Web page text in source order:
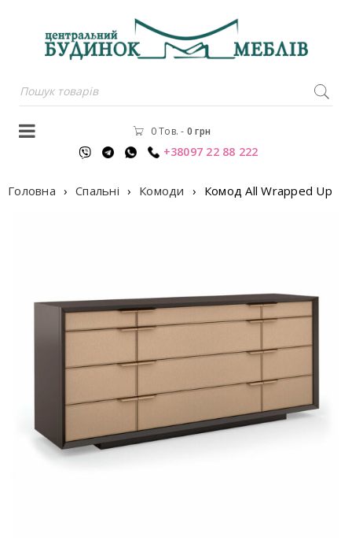
0 Тов. - 0грн
+38097 22 88 222
Головна › Спальні › Комоди › Комод All Wrapped Up